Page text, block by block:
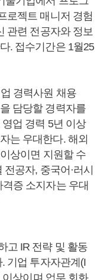
로젝트 매니저 경험
관련 전공자와 정보
. 접수기간은 1월25
경력사원 채용
담당할 경력자를
업 경력 5년 이상
는 우대한다. 해외
상이면 지원할 수
공자, 중국어·러시
증 소지자는 우대
고 IR 전략 및 활동
기업 투자자관계(I